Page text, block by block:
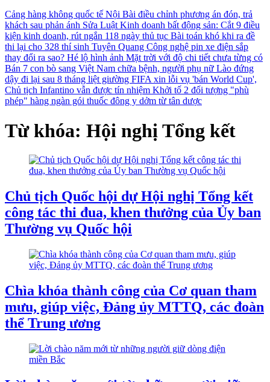
Cảng hàng không quốc tế Nội Bài điều chỉnh phương án đón, trả
khách sau phản ánh Sửa Luật Kinh doanh bất động sản: Cắt 9 điều
kiện kinh doanh, rút ngắn 118 ngày thủ tục Bài toán khó khi ra đề
thi lại cho 328 thí sinh Tuyên Quang Công nghệ pin xe điện sắp
thay đổi ra sao? Hé lộ hình ảnh Mặt trời với độ chi tiết chưa từng có
Bán 7 con bò sang Việt Nam chữa bệnh, người phụ nữ Lào đứng
dậy đi lại sau 8 tháng liệt giường FIFA xin lỗi vụ 'bán World Cup',
Chủ tịch Infantino vẫn được tín nhiệm Khởi tố 2 đối tượng "phù
phép" hàng ngàn gói thuốc đông y dởm từ tân dược
Từ khóa: Hội nghị Tổng kết
Chủ tịch Quốc hội dự Hội nghị Tổng kết
công tác thi đua, khen thưởng của Ủy ban
Thường vụ Quốc hội
Chìa khóa thành công của Cơ quan tham
mưu, giúp việc, Đảng ủy MTTQ, các đoàn
thể Trung ương